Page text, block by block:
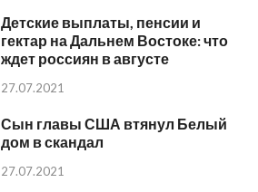
Детские выплаты, пенсии и
гектар на Дальнем Востоке: что
ждет россиян в августе
27.07.2021
Сын главы США втянул Белый
дом в скандал
27.07.2021